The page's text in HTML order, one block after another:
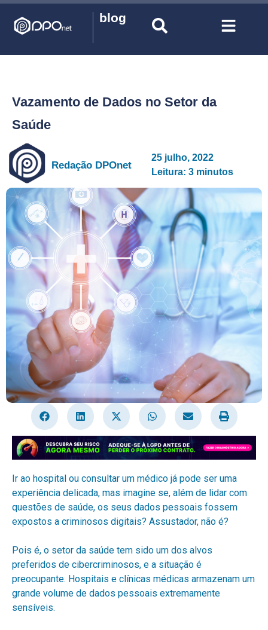
blog
Vazamento de Dados no Setor da
Saúde
Redação DPOnet
25 julho, 2022
Leitura: 3 minutos
Ir ao hospital ou consultar um médico já pode ser uma
experiência delicada, mas imagine se, além de lidar com
questões de saúde, os seus dados pessoais fossem
expostos a criminosos digitais? Assustador, não é?
Pois é, o setor da saúde tem sido um dos alvos
preferidos de cibercriminosos, e a situação é
preocupante. Hospitais e clínicas médicas armazenam um
grande volume de dados pessoais extremamente
sensíveis.